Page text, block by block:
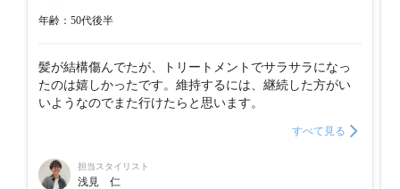
年齢：50代後半
髪が結構傷んでたが、トリートメントでサラサラになっ
たのは嬉しかったです。維持するには、継続した方がい
いようなのでまた行けたらと思います。
すべて見る
担当スタイリスト
浅見 仁